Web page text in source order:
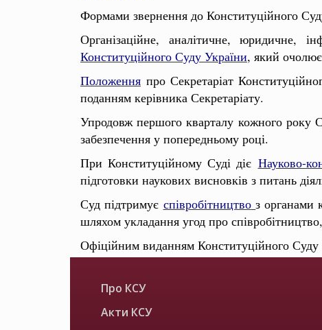
Формами звернення до Конституційного
Організаційне, аналітичне, юридичне,
Конституційного Суду України, який
Положення про Секретаріат
поданням керівника Секретаріату.
Упродовж першого кварталу кожного
забезпечення у попередньому році.
При Конституційному Суді діє Науково-
підготовки наукових висновків з питань
Суд підтримує співробітництво з органами
шляхом укладання угод про
Офіційним виданням Конституційного Суду
Про КСУ
Акти КСУ